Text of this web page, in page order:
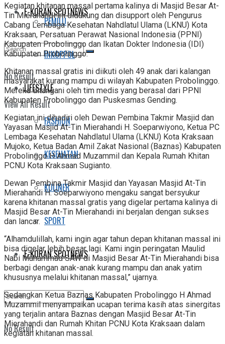
E-KORAN SPOTNEWS
No Result
View All Result
PEMILU
INKOPPOL
LIFESTYLE
FASHION
KESEHATAN
KULINER
SPORT
E-KORAN SPOTNEWS
No Result
Kegiatan khitanan massal pertama kalinya di Masjid Besar At-
Tin Mierahandi ini didukung dan disupport oleh Pengurus
Cabang Lembaga Kesehatan Nahdlatul Ulama (LKNU) Kota
Kraksaan, Persatuan Perawat Nasional Indonesia (PPNI)
Kabupaten Probolinggo dan Ikatan Dokter Indonesia (IDI)
Kabupaten Probolinggo.
Khitanan massal gratis ini diikuti oleh 49 anak dari kalangan
masyarakat kurang mampu di wilayah Kabupaten Probolinggo.
Mereka ditangani oleh tim medis yang berasal dari PPNI
Kabupaten Probolinggo dan Puskesmas Gending.
Kegiatan ini dihadiri oleh Dewan Pembina Takmir Masjid dan
Yayasan Masjid At-Tin Mierahandi H. Soeparwiyono, Ketua PC
Lembaga Kesehatan Nahdlatul Ulama (LKNU) Kota Kraksaan
Mujoko, Ketua Badan Amil Zakat Nasional (Baznas) Kabupaten
Probolinggo H Ahmad Muzammil dan Kepala Rumah Khitan
PCNU Kota Kraksaan Sugianto.
Dewan Pembina Takmir Masjid dan Yayasan Masjid At-Tin
Mierahandi H. Soeparwiyono mengaku sangat bersyukur
karena khitanan massal gratis yang digelar pertama kalinya di
Masjid Besar At-Tin Mierahandi ini berjalan dengan sukses
dan lancar.
“Alhamdulillah, kami ingin agar tahun depan khitanan massal ini
bisa digelar lebih besar lagi. Kami ingin peringatan Maulid
Nabi Muhammad SAW di Masjid Besar At-Tin Mierahandi bisa
berbagi dengan anak-anak kurang mampu dan anak yatim
khususnya melalui khitanan massal,” ujarnya.
Sedangkan Ketua Baznas Kabupaten Probolinggo H Ahmad
Muzammil menyampaikan ucapan terima kasih atas sinergitas
yang terjalin antara Baznas dengan Masjid Besar At-Tin
Mierahandi dan Rumah Khitan PCNU Kota Kraksaan dalam
kegiatan khitanan massal.